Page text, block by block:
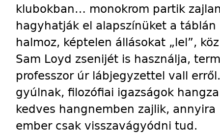
klubokban… monokrom partik
hagyhatják el alapszínüket a táblán
halmoz, képtelen állásokat „lel”,
Sam Loyd zsenijét is használja,
professzor úr lábjegyzettel vall
gyúlnak, filozófiai igazságok
kedves hangnemben zajlik,
ember csak visszavágyódni tud.